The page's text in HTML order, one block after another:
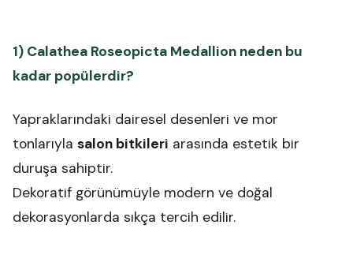
1) Calathea Roseopicta Medallion neden bu
kadar popülerdir?
Yapraklarındaki dairesel desenleri ve mor
tonlarıyla salon bitkileri arasında estetik bir
duruşa sahiptir.
Dekoratif görünümüyle modern ve doğal
dekorasyonlarda sıkça tercih edilir.